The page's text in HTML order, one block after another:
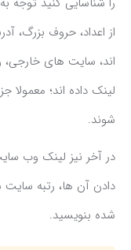
از اعداد، حروف بزرگ،
اند، سایت های
لینک داده اند؛
شوند.
در آخر نیز لینک وب
دادن آن ها، رتبه
شده بنویسید.